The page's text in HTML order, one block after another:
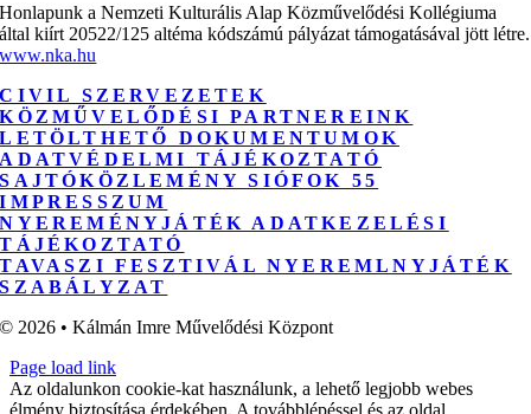
Honlapunk a Nemzeti Kulturális Alap Közművelődési Kollégiuma
által kiírt 20522/125 altéma kódszámú pályázat támogatásával jött létre.
www.nka.hu
CIVIL SZERVEZETEK
KÖZMŰVELŐDÉSI PARTNEREINK
LETÖLTHETŐ DOKUMENTUMOK
ADATVÉDELMI TÁJÉKOZTATÓ
SAJTÓKÖZLEMÉNY SIÓFOK 55
IMPRESSZUM
NYEREMÉNYJÁTÉK ADATKEZELÉSI
TÁJÉKOZTATÓ
TAVASZI FESZTIVÁL NYEREMLNYJÁTÉK
SZABÁLYZAT
© 2026 • Kálmán Imre Művelődési Központ
Page load link
Az oldalunkon cookie-kat használunk, a lehető legjobb webes
élmény biztosítása érdekében. A továbblépéssel és az oldal